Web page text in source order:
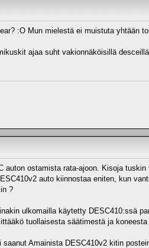
:O Mun mielestä ei muistuta yhtään
ajaa suht vakionnäköisillä
ostamista rata-ajoon. Kisoja
auto kiinnostaa eniten, kun
?
ulkomailla käytetty DESC410:ssä
tuollaisesta säätimestä ja
Amainista DESC410v2 kitin